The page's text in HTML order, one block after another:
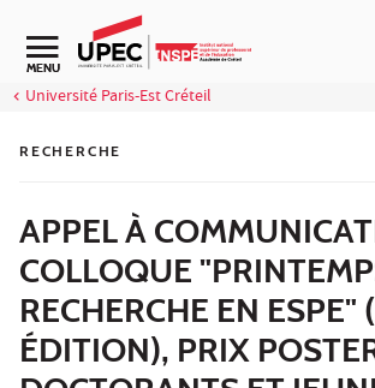
Aller au contenu
Navigation secondaire
MENU
Université Paris-Est Créteil
RECHERCHE
APPEL À
COLLOQUE
RECHERCHE EN ESPE"
ÉDITION), PRIX